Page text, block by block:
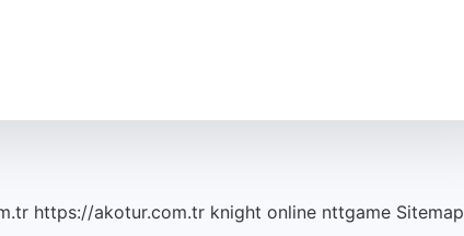
https://akotur.com.tr knight online nttgame Sitemap